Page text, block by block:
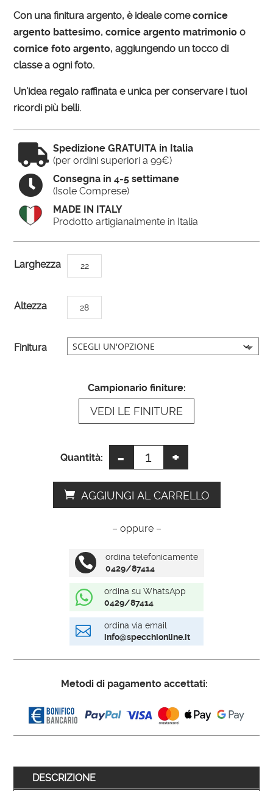
Con una finitura argento, è ideale comecornice
argento battesimo,cornice argento matrimonio o
cornice foto argento, aggiungendo un tocco di
classe a ogni foto.
Un’idea regalo raffinata e unica per conservare i tuoi
ricordi più belli.
 Spedizione GRATUITA in Italia
(per ordini superiori a 99€)

Consegna in 4-5 settimane
(Isole Comprese)
MADE IN ITALY
Prodotto artigianalmente in Italia
Larghezza 22
Altezza 28
Finitura
Campionario finiture:
VEDI LE FINITURE
Quantità: -
Portafoto
in
quantità
+
AGGIUNGI AL CARRELLO
A
e
n
– oppure –

ordina telefonicamente
0429/87414

ordina su WhatsApp
0429/87414

ordina via email
info@specchionline.it
Metodi di pagamento accettati:
DESCRIZIONE